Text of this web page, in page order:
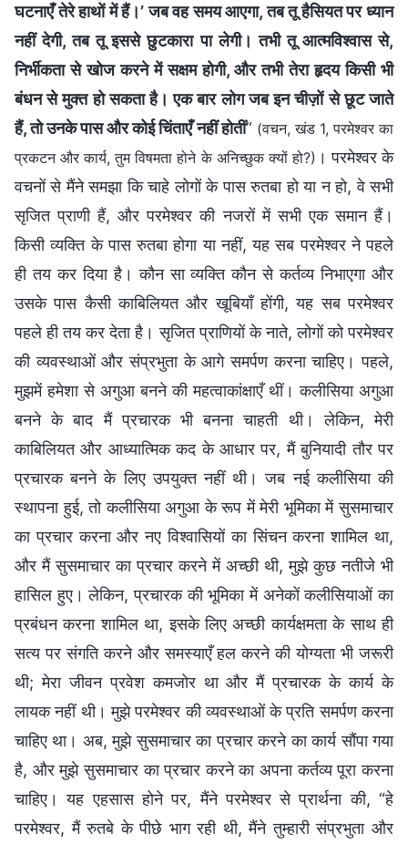
घटनाएँ तेरे हाथों में हैं।’ जब वह समय आएगा, तब तू हैसियत पर ध्यान
नहीं देगी, तब तू इससे छुटकारा पा लेगी। तभी तू आत्मविश्वास से,
निर्भीकता से खोज करने में सक्षम होगी, और तभी तेरा हृदय किसी भी
बंधन से मुक्त हो सकता है। एक बार लोग जब इन चीज़ों से छूट जाते
हैं, तो उनके पास और कोई चिंताएँ नहीं होतीं” (वचन, खंड 1, परमेश्वर का
प्रकटन और कार्य, तुम विषमता होने के अनिच्छुक क्यों हो?) । परमेश्वर के
वचनों से मैंने समझा कि चाहे लोगों के पास रुतबा हो या न हो, वे सभी
सृजित प्राणी हैं, और परमेश्वर की नजरों में सभी एक समान हैं।
किसी व्यक्ति के पास रुतबा होगा या नहीं, यह सब परमेश्वर ने पहले
ही तय कर दिया है। कौन सा व्यक्ति कौन से कर्तव्य निभाएगा और
उसके पास कैसी काबिलियत और खूबियाँ होंगी, यह सब परमेश्वर
पहले ही तय कर देता है। सृजित प्राणियों के नाते, लोगों को परमेश्वर
की व्यवस्थाओं और संप्रभुता के आगे समर्पण करना चाहिए। पहले,
मुझमें हमेशा से अगुआ बनने की महत्वाकांक्षाएँ थीं। कलीसिया अगुआ
बनने के बाद मैं प्रचारक भी बनना चाहती थी। लेकिन, मेरी
काबिलियत और आध्यात्मिक कद के आधार पर, मैं बुनियादी तौर पर
प्रचारक बनने के लिए उपयुक्त नहीं थी। जब नई कलीसिया की
स्थापना हुई, तो कलीसिया अगुआ के रूप में मेरी भूमिका में सुसमाचार
का प्रचार करना और नए विश्वासियों का सिंचन करना शामिल था,
और मैं सुसमाचार का प्रचार करने में अच्छी थी, मुझे कुछ नतीजे भी
हासिल हुए। लेकिन, प्रचारक की भूमिका में अनेकों कलीसियाओं का
प्रबंधन करना शामिल था, इसके लिए अच्छी कार्यक्षमता के साथ ही
सत्य पर संगति करने और समस्याएँ हल करने की योग्यता भी जरूरी
थी; मेरा जीवन प्रवेश कमजोर था और मैं प्रचारक के कार्य के
लायक नहीं थी। मुझे परमेश्वर की व्यवस्थाओं के प्रति समर्पण करना
चाहिए था। अब, मुझे सुसमाचार का प्रचार करने का कार्य सौंपा गया
है, और मुझे सुसमाचार का प्रचार करने का अपना कर्तव्य पूरा करना
चाहिए। यह एहसास होने पर, मैंने परमेश्वर से प्रार्थना की, “हे
परमेश्वर, मैं रुतबे के पीछे भाग रही थी, मैंने तुम्हारी संप्रभुता और